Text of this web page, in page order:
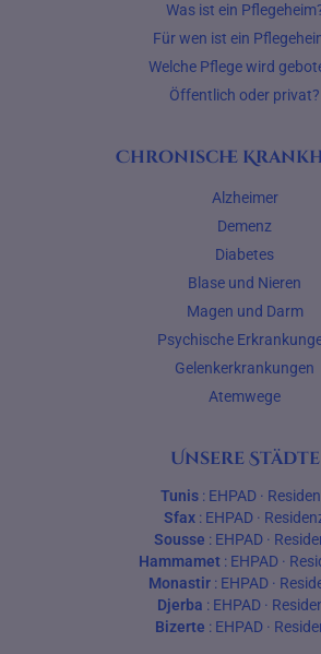
Was ist ein
Für wen ist ein
Welche Pflege wird
Öffentlich oder privat?
Chronische
Alzheimer
Demenz
Diabetes
Blase und Nieren
Magen und Darm
Psychische
Gelenkerkrankungen
Atemwege
Unsere Städte
Tunis : EHPAD ·
Sfax : EHPAD ·
Sousse : EHPAD ·
Hammamet : EHPAD ·
Monastir : EHPAD ·
Djerba : EHPAD·
Bizerte : EHPAD·